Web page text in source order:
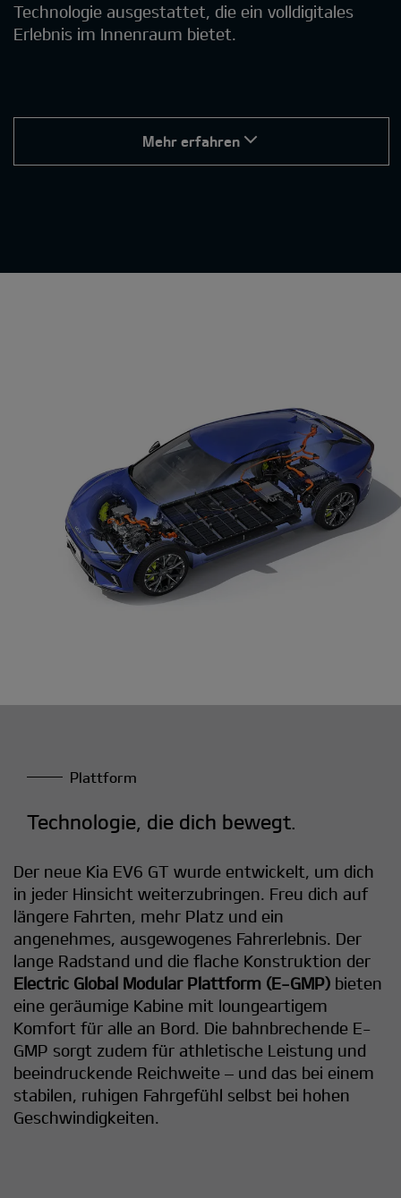
Technologie ausgestattet, die ein volldigitales
Erlebnis im Innenraum bietet.
Mehr erfahren
Plattform
Technologie, die dich bewegt.
Der neue Kia EV6 GT wurde entwickelt, um dich
in jeder Hinsicht weiterzubringen. Freu dich auf
längere Fahrten, mehr Platz und ein
angenehmes, ausgewogenes Fahrerlebnis. Der
lange Radstand und die flache Konstruktion der
Electric Global Modular Plattform (E-GMP) bieten
eine geräumige Kabine mit loungeartigem
Komfort für alle an Bord. Die bahnbrechende E-
GMP sorgt zudem für athletische Leistung und
beeindruckende Reichweite – und das bei einem
stabilen, ruhigen Fahrgefühl selbst bei hohen
Geschwindigkeiten.